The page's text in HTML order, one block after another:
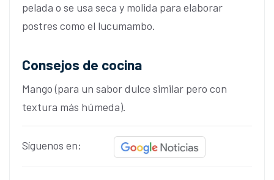
pelada o se usa seca y molida para elaborar
postres como el lucumambo.
Consejos de cocina
Mango (para un sabor dulce similar pero con
textura más húmeda).
Síguenos en: